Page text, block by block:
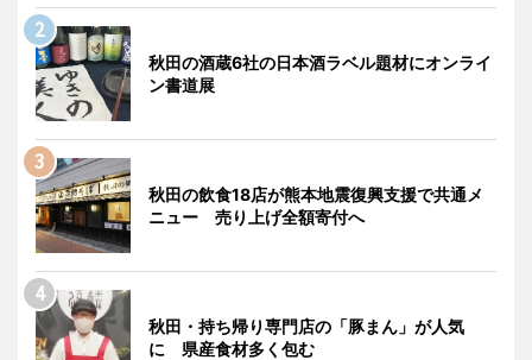
秋田の酒蔵6社の日本酒ラベル題材にオンライ
ン書道展
秋田の飲食18店が熊本地震復興支援で共通メ
ニュー 売り上げ全額寄付へ
秋田・持ち帰り専門店の「豚まん」が人気
に 県産食材多く包む